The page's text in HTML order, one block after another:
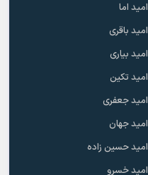
امید اما
امید باقری
امید بیاری
امید تکین
امید جعفری
امید جهان
امید حسین زاده
امید خسرو